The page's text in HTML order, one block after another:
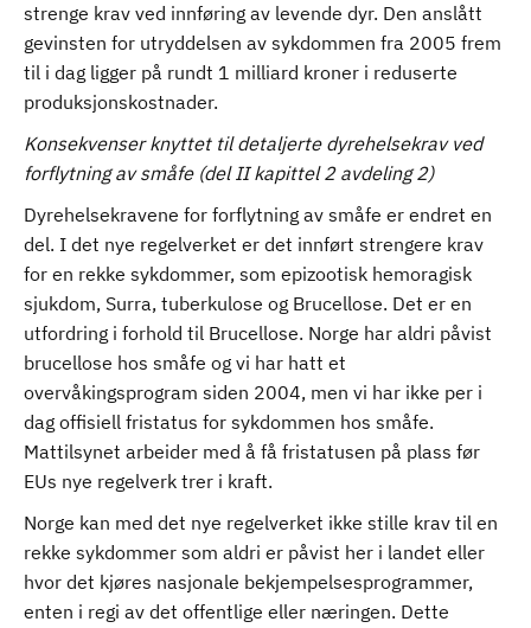
strenge krav ved innføring av levende dyr. Den anslått
gevinsten for utryddelsen av sykdommen fra 2005 frem
til i dag ligger på rundt 1 milliard kroner i reduserte
produksjonskostnader.
Konsekvenser knyttet til detaljerte dyrehelsekrav ved
forflytning av småfe (del II kapittel 2 avdeling 2)
Dyrehelsekravene for forflytning av småfe er endret en
del. I det nye regelverket er det innført strengere krav
for en rekke sykdommer, som epizootisk hemoragisk
sjukdom, Surra, tuberkulose og Brucellose. Det er en
utfordring i forhold til Brucellose. Norge har aldri påvist
brucellose hos småfe og vi har hatt et
overvåkingsprogram siden 2004, men vi har ikke per i
dag offisiell fristatus for sykdommen hos småfe.
Mattilsynet arbeider med å få fristatusen på plass før
EUs nye regelverk trer i kraft.
Norge kan med det nye regelverket ikke stille krav til en
rekke sykdommer som aldri er påvist her i landet eller
hvor det kjøres nasjonale bekjempelsesprogrammer,
enten i regi av det offentlige eller næringen. Dette